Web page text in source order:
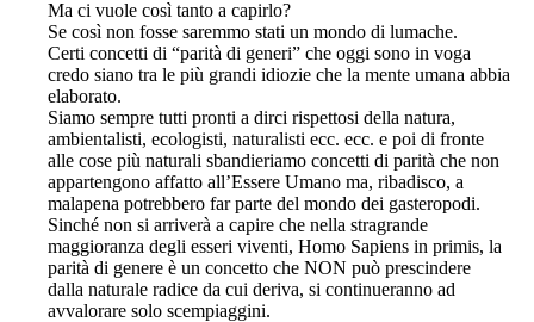
Ma ci vuole così tanto a capirlo?
Se così non fosse saremmo stati un mondo di lumache.
Certi concetti di “parità di generi” che oggi sono in voga
credo siano tra le più grandi idiozie che la mente umana abbia
elaborato.
Siamo sempre tutti pronti a dirci rispettosi della natura,
ambientalisti, ecologisti, naturalisti ecc. ecc. e poi di fronte
alle cose più naturali sbandieriamo concetti di parità che non
appartengono affatto all’Essere Umano ma, ribadisco, a
malapena potrebbero far parte del mondo dei gasteropodi.
Sinché non si arriverà a capire che nella stragrande
maggioranza degli esseri viventi, Homo Sapiens in primis, la
parità di genere è un concetto che NON può prescindere
dalla naturale radice da cui deriva, si continueranno ad
avvalorare solo scempiaggini.